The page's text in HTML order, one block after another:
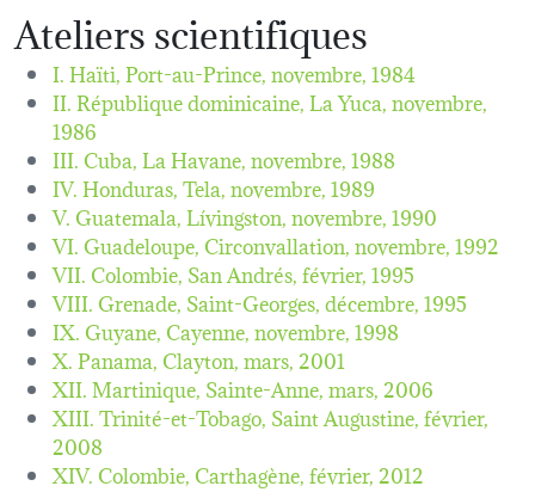
Ateliers scientifiques
I. Haïti, Port-au-Prince,novembre, 1984
II. République dominicaine, La Yuca,novembre,
1986
III. Cuba, La Havane,novembre, 1988
IV. Honduras, Tela,novembre, 1989
V. Guatemala, Lívingston,novembre, 1990
VI. Guadeloupe, Circonvallation,novembre, 1992
VII. Colombie, San Andrés,février, 1995
VIII. Grenade, Saint-Georges,décembre, 1995
IX. Guyane, Cayenne,novembre, 1998
X. Panama, Clayton,mars, 2001
XII. Martinique, Sainte-Anne,mars, 2006
XIII. Trinité-et-Tobago, Saint Augustine,février,
2008
XIV. Colombie, Carthagène,février, 2012